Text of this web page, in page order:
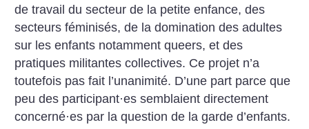
de travail du secteur de la petite enfance, des
secteurs féminisés, de la domination des adultes
sur les enfants notamment queers, et des
pratiques militantes collectives. Ce projet n’a
toutefois pas fait l’unanimité. D’une part parce que
peu des participant·es semblaient directement
concerné·es par la question de la garde d’enfants.